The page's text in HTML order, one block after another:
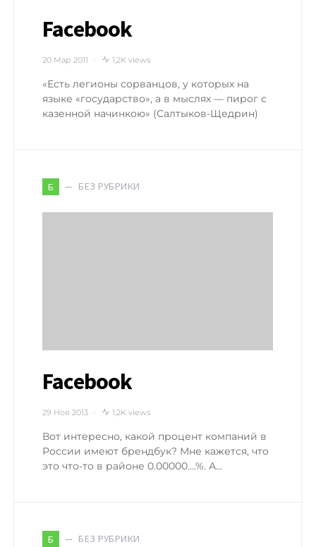
Facebook
20 Мар 2011 1,2K views
«Есть легионы сорванцов, у которых на
языке «государство», а в мыслях — пирог с
казенной начинкою» (Салтыков-Щедрин)
Б БЕЗ РУБРИКИ
Facebook
29 Ноя 2013 1,2K views
Вот интересно, какой процент компаний в
России имеют брендбук? Мне кажется, что
это что-то в районе 0.00000….%. А…
Б БЕЗ РУБРИКИ